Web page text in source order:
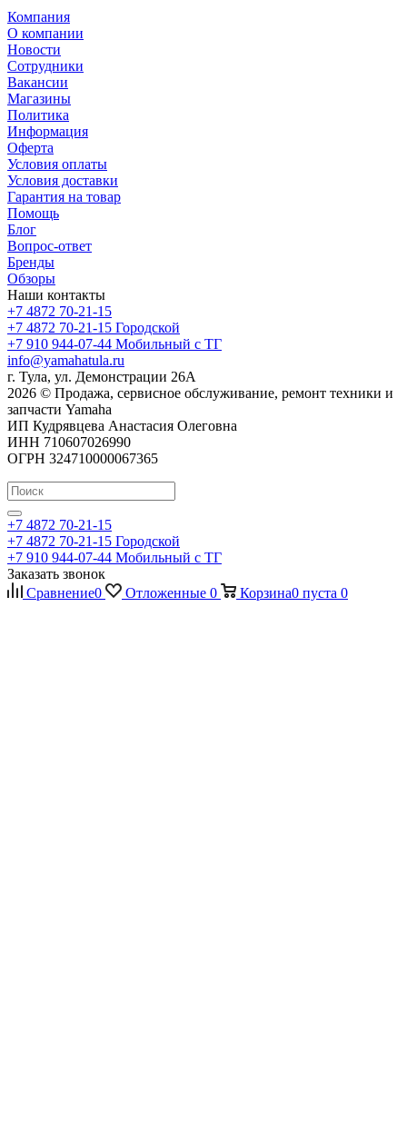
Компания
О компании
Новости
Сотрудники
Вакансии
Магазины
Политика
Информация
Оферта
Условия оплаты
Условия доставки
Гарантия на товар
Помощь
Блог
Вопрос-ответ
Бренды
Обзоры
Наши контакты
+7 4872 70-21-15
+7 4872 70-21-15 Городской
+7 910 944-07-44 Мобильный с ТГ
info@yamahatula.ru
г. Тула, ул. Демонстрации 26А
2026 © Продажа, сервисное обслуживание, ремонт техники и
запчасти Yamaha
ИП Кудрявцева Анастасия Олеговна
ИНН 710607026990
ОГРН 324710000067365
+7 4872 70-21-15
+7 4872 70-21-15 Городской
+7 910 944-07-44 Мобильный с ТГ
Заказать звонок
Сравнение0 Отложенные 0 Корзина0 пуста 0